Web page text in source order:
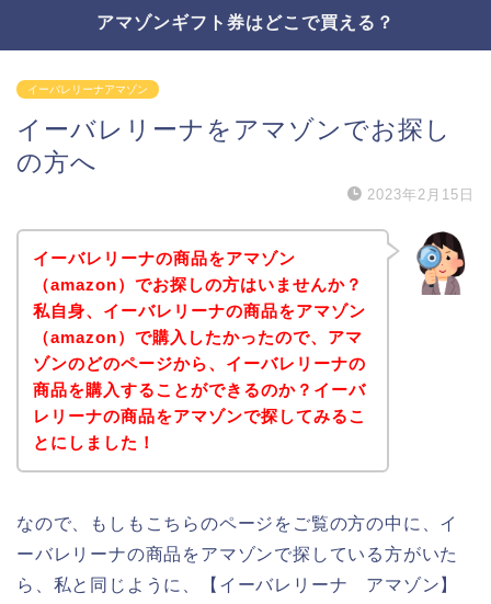
アマゾンギフト券はどこで買える？
イーバレリーナアマゾン
イーバレリーナをアマゾンでお探し
の方へ
2023年2月15日
イーバレリーナの商品をアマゾン
（amazon）でお探しの方はいませんか？
私自身、イーバレリーナの商品をアマゾン
（amazon）で購入したかったので、アマ
ゾンのどのページから、イーバレリーナの
商品を購入することができるのか？イーバ
レリーナの商品をアマゾンで探してみるこ
とにしました！
なので、もしもこちらのページをご覧の方の中に、イ
ーバレリーナの商品をアマゾンで探している方がいた
ら、私と同じように、【イーバレリーナ アマゾン】